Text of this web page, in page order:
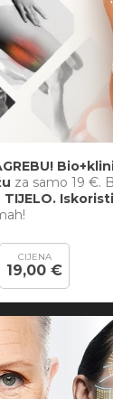
za samo 19 €.
TIJELO.
CIJENA
19,00 €